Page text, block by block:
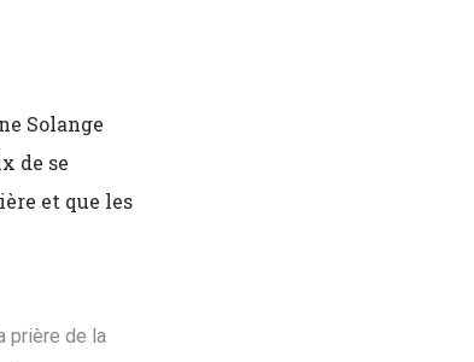
Solange
de se
et que les
prière de la